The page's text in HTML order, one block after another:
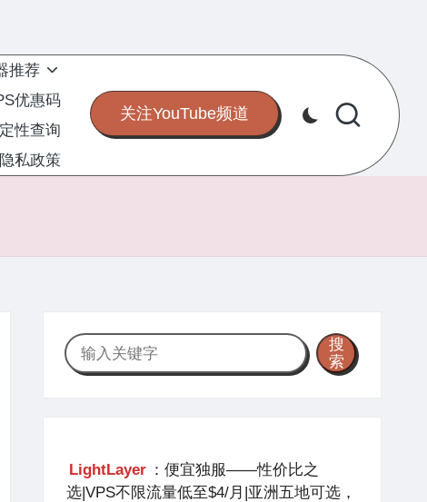
推荐
优惠码
性查询
私政策
关注YouTube频道
搜
索
搜
索
LightLayer ：便宜独服——性价比之
选|VPS不限流量低至$4/月|亚洲五地可选，